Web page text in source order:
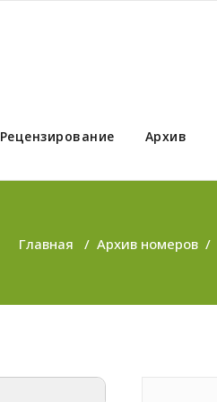
Рецензирование Архив
Главная / Архив номеров /